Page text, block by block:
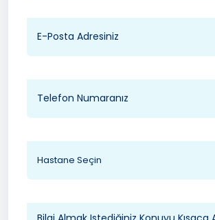
Hastane Seçin